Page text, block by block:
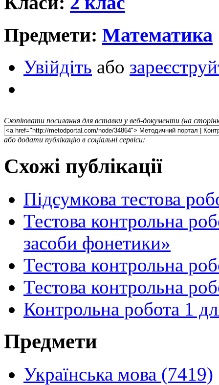
Предмети: Математика
Увійдіть або
Скопіювати посилання для вставки у веб-документи (на
або додати публікацію в соціальні сервіси:
Схожі публікації
Підсумкова тестова
Тестова контрольна
засоби фонетики»
Тестова контрольна
Тестова контрольна
Контрольна робота 1
Предмети
Українська мова (7419)